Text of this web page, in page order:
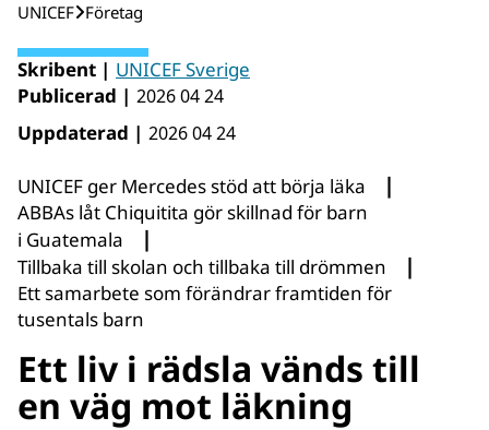
UNICEF Företag
Skribent | UNICEF Sverige
Publicerad | 2026 04 24
Uppdaterad | 2026 04 24
UNICEF ger Mercedes stöd att börja läka |
ABBAs låt Chiquitita gör skillnad för barn
i Guatemala
|
Tillbaka till skolan och tillbaka till drömmen |
Ett samarbete som förändrar framtiden för
tusentals barn
Ett liv i rädsla vänds till
en väg mot läkning